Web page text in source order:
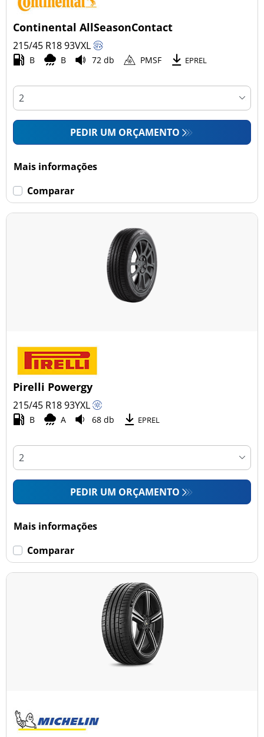
Continental AllSeasonContact
215/45 R1893VXL
B B 72 db PMSF EPREL
PEDIR UM ORÇAMENTO
Mais informações
Comparar
Pirelli Powergy
215/45 R1893YXL
B A 68 db EPREL
PEDIR UM ORÇAMENTO
Mais informações
Comparar